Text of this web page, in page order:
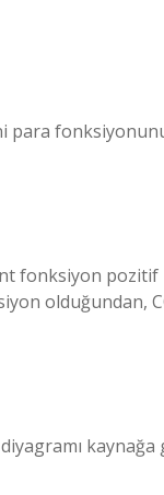
para
fonksiyon pozitif
olduğundan,
kaynağa